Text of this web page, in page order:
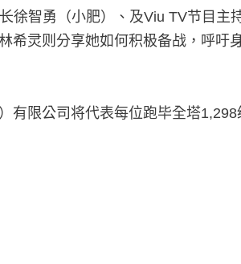
徐智勇（小肥）、及Viu TV节目主
希灵则分享她如何积极备战，呼吁
有限公司将代表每位跑毕全塔1,298